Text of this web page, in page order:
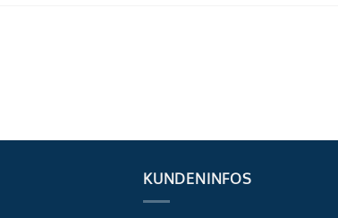
KUNDENINFOS